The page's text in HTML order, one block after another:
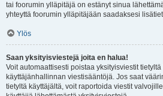
tai foorumin ylläpitäjä on estänyt sinua
yhteyttä foorumin ylläpitäjään saadaksesi
Ylös
Saan yksityisviestejä joita en halua!
Voit automaattisesti poistaa yksityisviestit
käyttäjänhallinnan viestisääntöjä. Jos saat
tietyltä käyttäjältä, voit raportoida viestit